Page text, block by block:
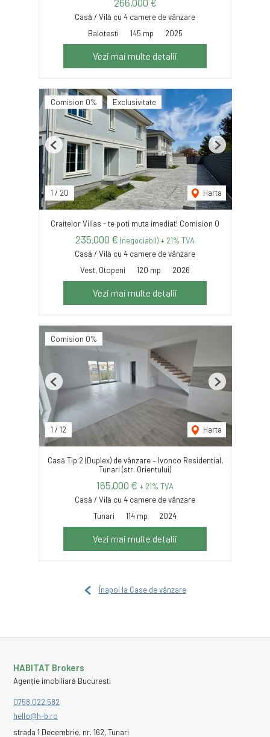
266,000 €
Casă / Vilă cu 4 camere de vânzare
Balotesti
145 mp 2025
Vezi mai multe detalii
Comision 0% Exclusivitate
1 / 20 Harta
Previous Next
Craitelor Villas - te poti muta imediat! Comision 0
235,000 € (negociabil) + 21% TVA
Casă / Vilă cu 4 camere de vânzare
Vest, Otopeni
120 mp 2026
Vezi mai multe detalii
Comision 0%
1 / 12 Harta
Previous Next
Casă Tip 2 (Duplex) de vânzare – Ivonco Residential,
Tunari (str. Orientului)
165,000 € + 21% TVA
Casă / Vilă cu 4 camere de vânzare
Tunari
114 mp 2024
Vezi mai multe detalii
Înapoi la Case de vânzare
HABITAT Brokers
Agenție imobiliară Bucuresti
0758.022.582
hello@h-b.ro
strada 1 Decembrie, nr. 162, Tunari